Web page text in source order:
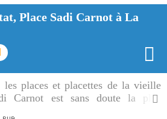
Place Sadi Carnot à La
les places et placettes de la vieille
Carnot est sans doute la plus